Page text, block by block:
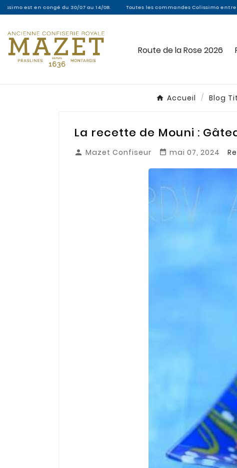
du 30/07 au 14/08. Toutes les commandes Colissimo entre le 30/07 et le 16/
Route de la Rose 2026
Accueil Blog
La recette de Mouni :
 Mazet Confiseur  mai 07, 2024